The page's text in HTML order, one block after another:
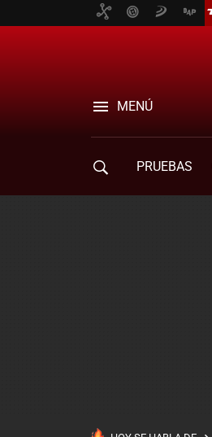
MENÚ
PRUEBAS